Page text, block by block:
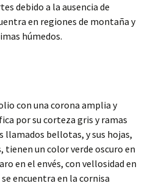
debido a la ausencia de
en regiones de montaña y
húmedos.
con una corona amplia y
por su corteza gris y ramas
llamados bellotas, y sus hojas,
tienen un color verde oscuro en
en el envés, con vellosidad en
encuentra en la cornisa